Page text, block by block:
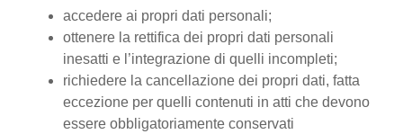
accedere ai propri dati personali;
ottenere la rettifica dei propri dati personali
inesatti e l’integrazione di quelli incompleti;
richiedere la cancellazione dei propri dati, fatta
eccezione per quelli contenuti in atti che devono
essere obbligatoriamente conservati